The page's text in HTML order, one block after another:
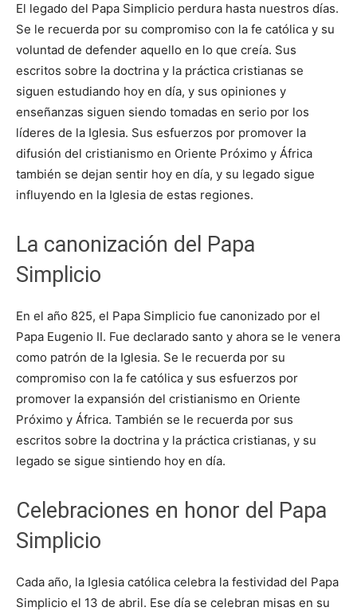
El legado del Papa Simplicio perdura hasta nuestros días.
Se le recuerda por su compromiso con la fe católica y su
voluntad de defender aquello en lo que creía. Sus
escritos sobre la doctrina y la práctica cristianas se
siguen estudiando hoy en día, y sus opiniones y
enseñanzas siguen siendo tomadas en serio por los
líderes de la Iglesia. Sus esfuerzos por promover la
difusión del cristianismo en Oriente Próximo y África
también se dejan sentir hoy en día, y su legado sigue
influyendo en la Iglesia de estas regiones.
La canonización del Papa
Simplicio
En el año 825, el Papa Simplicio fue canonizado por el
Papa Eugenio II. Fue declarado santo y ahora se le venera
como patrón de la Iglesia. Se le recuerda por su
compromiso con la fe católica y sus esfuerzos por
promover la expansión del cristianismo en Oriente
Próximo y África. También se le recuerda por sus
escritos sobre la doctrina y la práctica cristianas, y su
legado se sigue sintiendo hoy en día.
Celebraciones en honor del Papa
Simplicio
Cada año, la Iglesia católica celebra la festividad del Papa
Simplicio el 13 de abril. Ese día se celebran misas en su